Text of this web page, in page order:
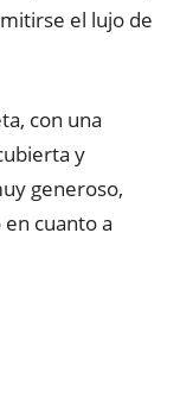
el lujo de
con una
y
generoso,
cuanto a